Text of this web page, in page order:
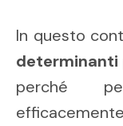
In questo
determinanti
perché